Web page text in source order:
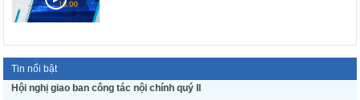
Tin nổi bật
Hội nghị giao ban công tác nội chính quý II